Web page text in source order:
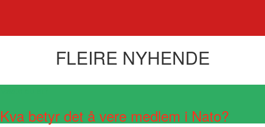
FLEIRE NYHENDE
Kva betyr det å vere medlem i Nato?